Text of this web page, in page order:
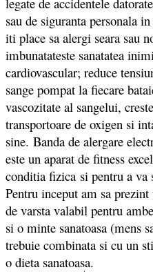
sau de siguranta personala
iti place sa alergi seara sau
imbunatateste sanatatea
cardiovascular; reduce
sange pompat la fiecare
vascozitate al sangelui,
transportoare de oxigen si
sine. Banda de alergare
este un aparat de fitness
conditia fizica si pentru a va
Pentru inceput am sa
de varsta valabil pentru
si o minte sanatoasa (mens
trebuie combinata si cu un
o dieta sanatoasa.